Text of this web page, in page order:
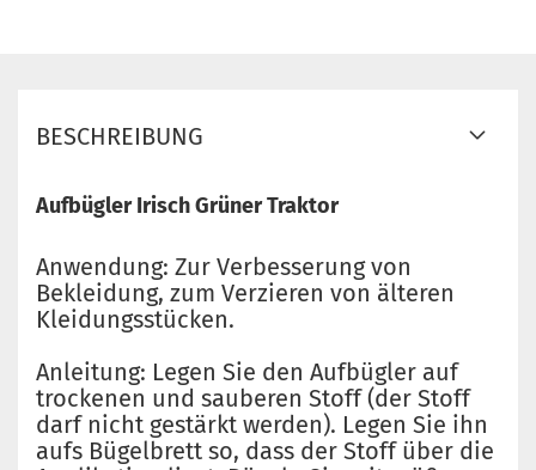
BESCHREIBUNG
Aufbügler Irisch Grüner Traktor
Anwendung: Zur Verbesserung von
Bekleidung, zum Verzieren von älteren
Kleidungsstücken.
Anleitung: Legen Sie den Aufbügler auf
trockenen und sauberen Stoff (der Stoff
darf nicht gestärkt werden). Legen Sie ihn
aufs Bügelbrett so, dass der Stoff über die